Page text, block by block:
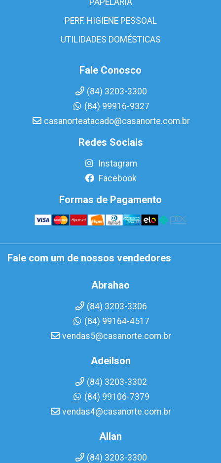
PAPELARIA
PERF. HIGIENE PESSOAL
UTILIDADES DOMÉSTICAS
Fale Conosco
(84) 3203-3300
(84) 99916-9327
casanorteatacado@casanorte.com.br
Redes Sociais
Instagram
Facebook
Formas de Pagamento
Fale com um de nossos vendedores
Abrahao
(84) 3203-3306
(84) 99164-4517
vendas5@casanorte.com.br
Adeilson
(84) 3203-3302
(84) 99106-7379
vendas4@casanorte.com.br
Allan
(84) 3203-3300